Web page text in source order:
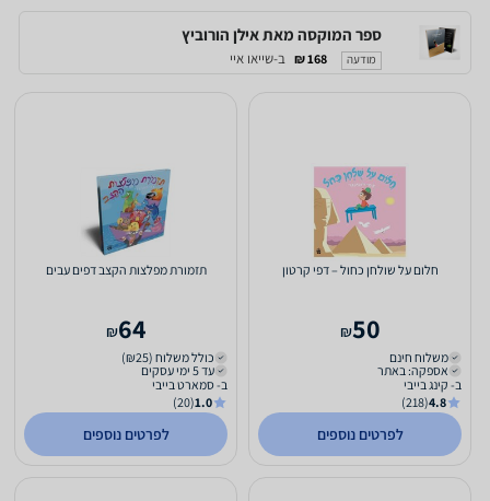
ספר המוקסה מאת אילן הורוביץ
מודעה 168 ₪ ב-שייאו איי
חלום על שולחן כחול – דפי קרטון
50
₪
משלוח חינם
אספקה: באתר
ב- קינג בייבי
4.8
(218)
לפרטים נוספים
תזמורת מפלצות הקצב דפים עבים
64
₪
כולל משלוח (₪25)
עד 5 ימי עסקים
ב- סמארט בייבי
1.0
(20)
לפרטים נוספים